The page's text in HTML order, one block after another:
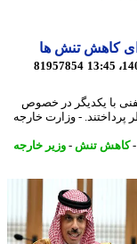
تنش ها
81957854
یکدیگر در خصوص
- وزارت خارجه
تنش-وزیر خارجه